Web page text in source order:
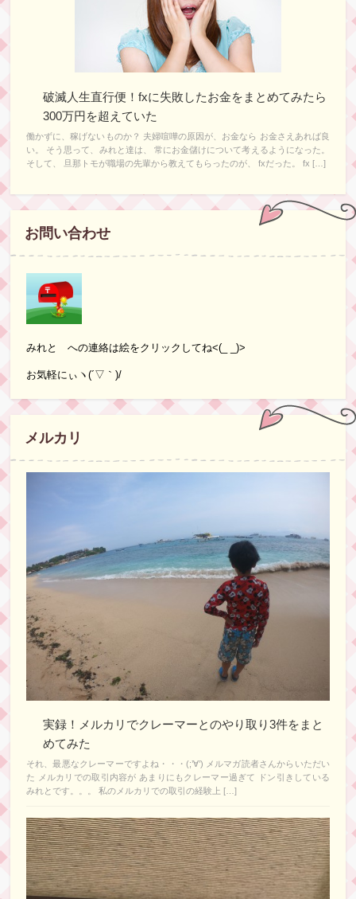
破滅人生直行便！fxに失敗したお金をまとめてみたら
300万円を超えていた
働かずに、稼げないものか？ 夫婦喧嘩の原因が、お金なら お金さえあれば良
い。 そう思って、みれと達は、 常にお金儲けについて考えるようになった。
そして、 旦那トモが職場の先輩から教えてもらったのが、 fxだった。 fx […]
お問い合わせ
みれと への連絡は絵をクリックしてね<(_ _)>
お気軽にぃヽ(´▽｀)/
メルカリ
実録！メルカリでクレーマーとのやり取り3件をまと
めてみた
それ、最悪なクレーマーですよね・・・(;’∀’) メルマガ読者さんからいただい
た メルカリでの取引内容が あまりにもクレーマー過ぎて ドン引きしている
みれとです。。。 私のメルカリでの取引の経験上 […]